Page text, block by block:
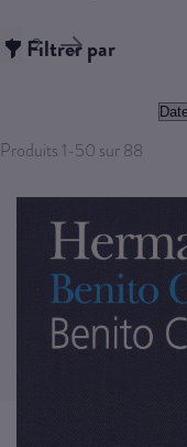
Filtrer par
Page
Vous lisez actuellement la
1 Page
2 Page
Suivant
Produits 1-50 sur88